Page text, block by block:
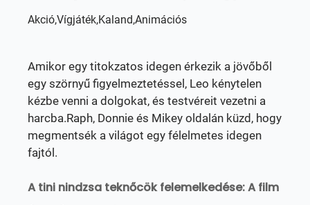
Akció,Vígjáték,Kaland,Animációs
Amikor egy titokzatos idegen érkezik a jövőből
egy szörnyű figyelmeztetéssel, Leo kénytelen
kézbe venni a dolgokat, és testvéreit vezetni a
harcba.Raph, Donnie és Mikey oldalán küzd, hogy
megmentsék a világot egy félelmetes idegen
fajtól.
A tini nindzsa teknőcök felemelkedése: A film